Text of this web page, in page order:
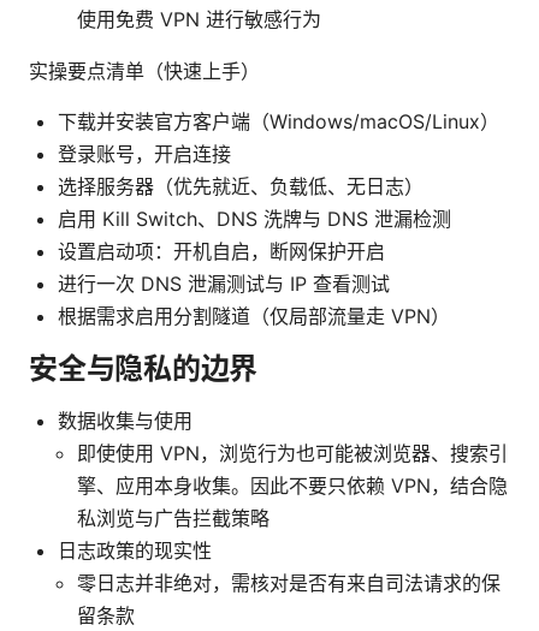
使用免费 VPN 进行敏感行为
实操要点清单（快速上手）
下载并安装官方客户端（Windows/macOS/Linux）
登录账号，开启连接
选择服务器（优先就近、负载低、无日志）
启用 Kill Switch、DNS 洗牌与 DNS 泄漏检测
设置启动项：开机自启，断网保护开启
进行一次 DNS 泄漏测试与 IP 查看测试
根据需求启用分割隧道（仅局部流量走 VPN）
安全与隐私的边界
数据收集与使用
即使使用 VPN，浏览行为也可能被浏览器、搜索引
擎、应用本身收集。因此不要只依赖 VPN，结合隐
私浏览与广告拦截策略
日志政策的现实性
零日志并非绝对，需核对是否有来自司法请求的保
留条款